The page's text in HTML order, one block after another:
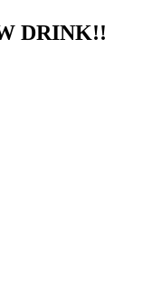
DRINK!!